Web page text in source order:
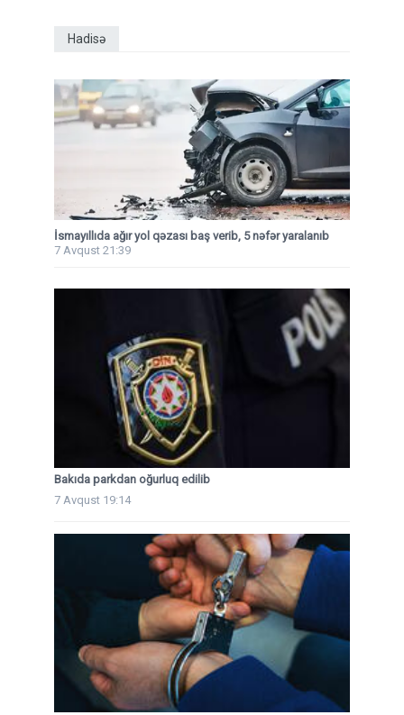
Hadisə
İsmayıllıda ağır yol qəzası baş verib, 5 nəfər yaralanıb
7 Avqust 21:39
Bakıda parkdan oğurluq edilib
7 Avqust 19:14